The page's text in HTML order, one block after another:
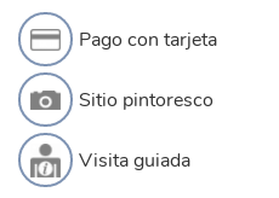
Pago con tarjeta
Sitio pintoresco
Visita guiada